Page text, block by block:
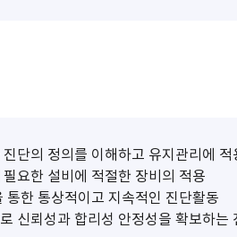
단의 정의를 이해하고 유지관리에 적
요한 설비에 적절한 장비의 적용
통한 통상적이고 지속적인 진단활동
신뢰성과 합리성 안정성을 확보하는